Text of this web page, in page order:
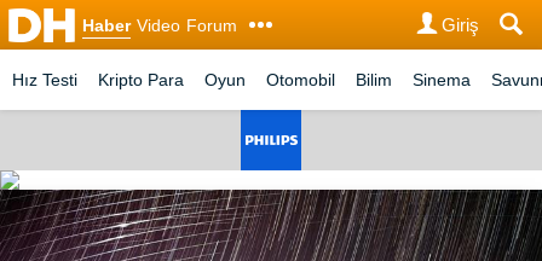
Haber Video Forum Giriş
Hız Testi Kripto Para Oyun Otomobil Bilim Sinema